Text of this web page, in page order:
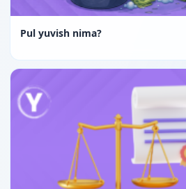
Pul yuvish nima?